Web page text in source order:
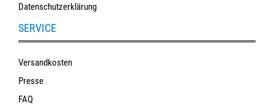
Datenschutzerklärung
SERVICE
Versandkosten
Presse
FAQ